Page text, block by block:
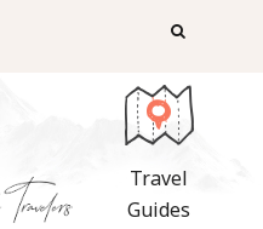
Travel
Guides